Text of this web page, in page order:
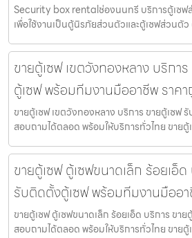
Security box rentalช่องนนทรี บริการตู้เซฟ
เพื่อใช้งานเป็นตู้นิรภัยส่วนตัวและตู้เซฟส่วนตัว
ขายตู้เซฟ เขตวังทองหลาง บริกา
ตู้เซฟ พร้อมทีมงานมืออาชีพ ราค
ขายตู้เซฟ เขตวังทองหลาง บริการ ขายตู้เซฟ
สอบถามได้ตลอด พร้อมให้บริการทั่วไทย ขาย
ขายตู้เซฟ ตู้เซฟขนาดเล็ก ร้อยเอ็
รับติดตั้งตู้เซฟ พร้อมทีมงานมืออ
ขายตู้เซฟ ตู้เซฟขนาดเล็ก ร้อยเอ็ด บริการ ข
สอบถามได้ตลอด พร้อมให้บริการทั่วไทย ขายตู้